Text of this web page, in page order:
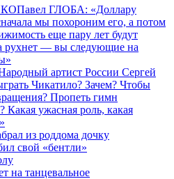
Павел ГЛОБА: «Доллару
мы похороним его, а потом
еще пару лет будут
рухнет — вы следующие на
артист России Сергей
Чикатило? Зачем? Чтобы
Пропеть гимн
Какая ужасная роль, какая
из роддома дочку
свой «бентли»
на танцевальное